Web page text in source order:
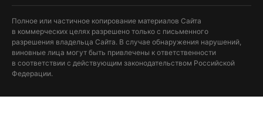
Полное или частичное копирование материалов Сайта
в коммерческих целях разрешено только с письменного
разрешения владельца Сайта. В случае обнаружения нарушений,
виновные лица могут быть привлечены к ответственности
в соответствии с действующим законодательством Российской
Федерации.